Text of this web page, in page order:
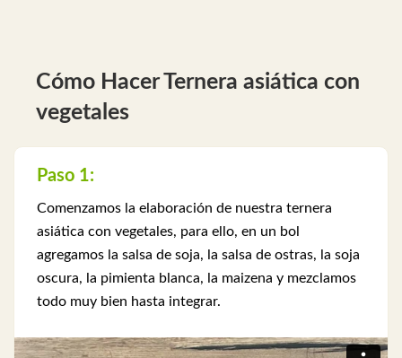
Cómo Hacer Ternera asiática con
vegetales
Paso 1:
Comenzamos la elaboración de nuestra ternera
asiática con vegetales, para ello, en un bol
agregamos la salsa de soja, la salsa de ostras, la soja
oscura, la pimienta blanca, la maizena y mezclamos
todo muy bien hasta integrar.